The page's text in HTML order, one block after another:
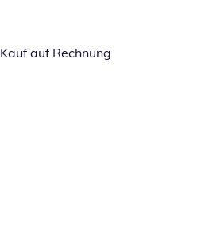
Kauf auf Rechnung